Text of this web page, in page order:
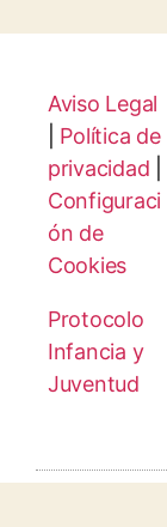
Aviso Legal
Política de
privacidad
Configuraci
ón de
Cookies
Protocolo
Infancia y
Juventud